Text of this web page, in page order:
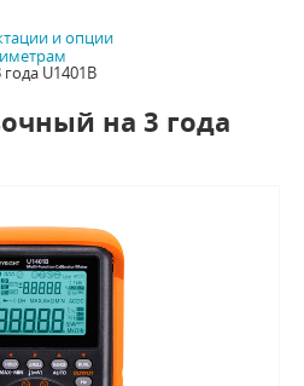
и опции
U1401B
на 3 года